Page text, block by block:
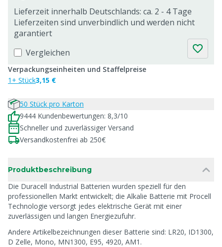
Lieferzeit innerhalb Deutschlands: ca. 2 - 4 Tage
Lieferzeiten sind unverbindlich und werden nicht
garantiert
Vergleichen
Verpackungseinheiten und Staffelpreise
1+ Stück3,15 €
50 Stück pro Karton
9444 Kundenbewertungen: 8,3/10
Schneller und zuverlässiger Versand
Versandkostenfrei ab 250€
Produktbeschreibung
Die Duracell Industrial Batterien wurden speziell für den
professionellen Markt entwickelt; die Alkalie Batterie mit Procell
Technologie versorgt jedes elektrische Gerät mit einer
zuverlässigen und langen Energiezufuhr.
Andere Artikelbezeichnungen dieser Batterie sind: LR20, ID1300,
D Zelle, Mono, MN1300, E95, 4920, AM1.